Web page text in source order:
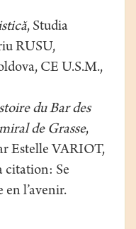
, Studia
RUSU,
CE U.S.M.,
du Bar des
de Grasse,
Estelle VARIOT,
citation: Se
l’avenir.